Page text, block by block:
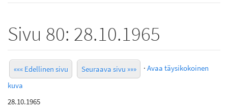
Sivu 80: 28.10.1965
««« Edellinen sivu Seuraava sivu »»» · Avaa täysikokoinen
kuva
28.10.1965